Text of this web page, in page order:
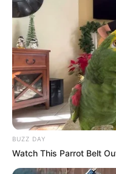
teret adni másoknak
felelősség érkezik,
jelentősebb.Anyagi
nem a külső
szempontjából
feszültségek
támadás lesz,
hogy nem kell
Láma szerint az
BUZZ DAY
Watch This Parrot Belt